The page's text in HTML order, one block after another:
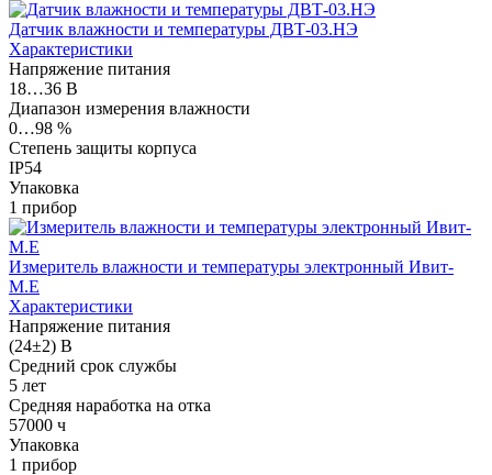
Датчик влажности и температуры ДВТ-03.НЭ
Характеристики
Напряжение питания
18…36 В
Диапазон измерения влажности
0…98 %
Степень защиты корпуса
IP54
Упаковка
1 прибор
Измеритель влажности и температуры электронный Ивит-
М.Е
Характеристики
Напряжение питания
(24±2) В
Средний срок службы
5 лет
Средняя наработка на отка
57000 ч
Упаковка
1 прибор